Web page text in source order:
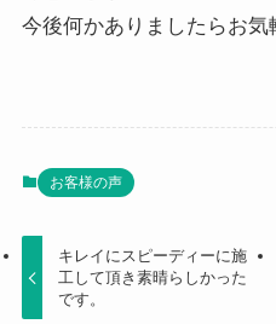
今後何かありましたらお気
お客様の声
キレイにスピーディーに施
工して頂き素晴らしかった
です。